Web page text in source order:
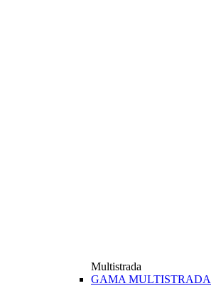
Multistrada
GAMA MULTISTRADA